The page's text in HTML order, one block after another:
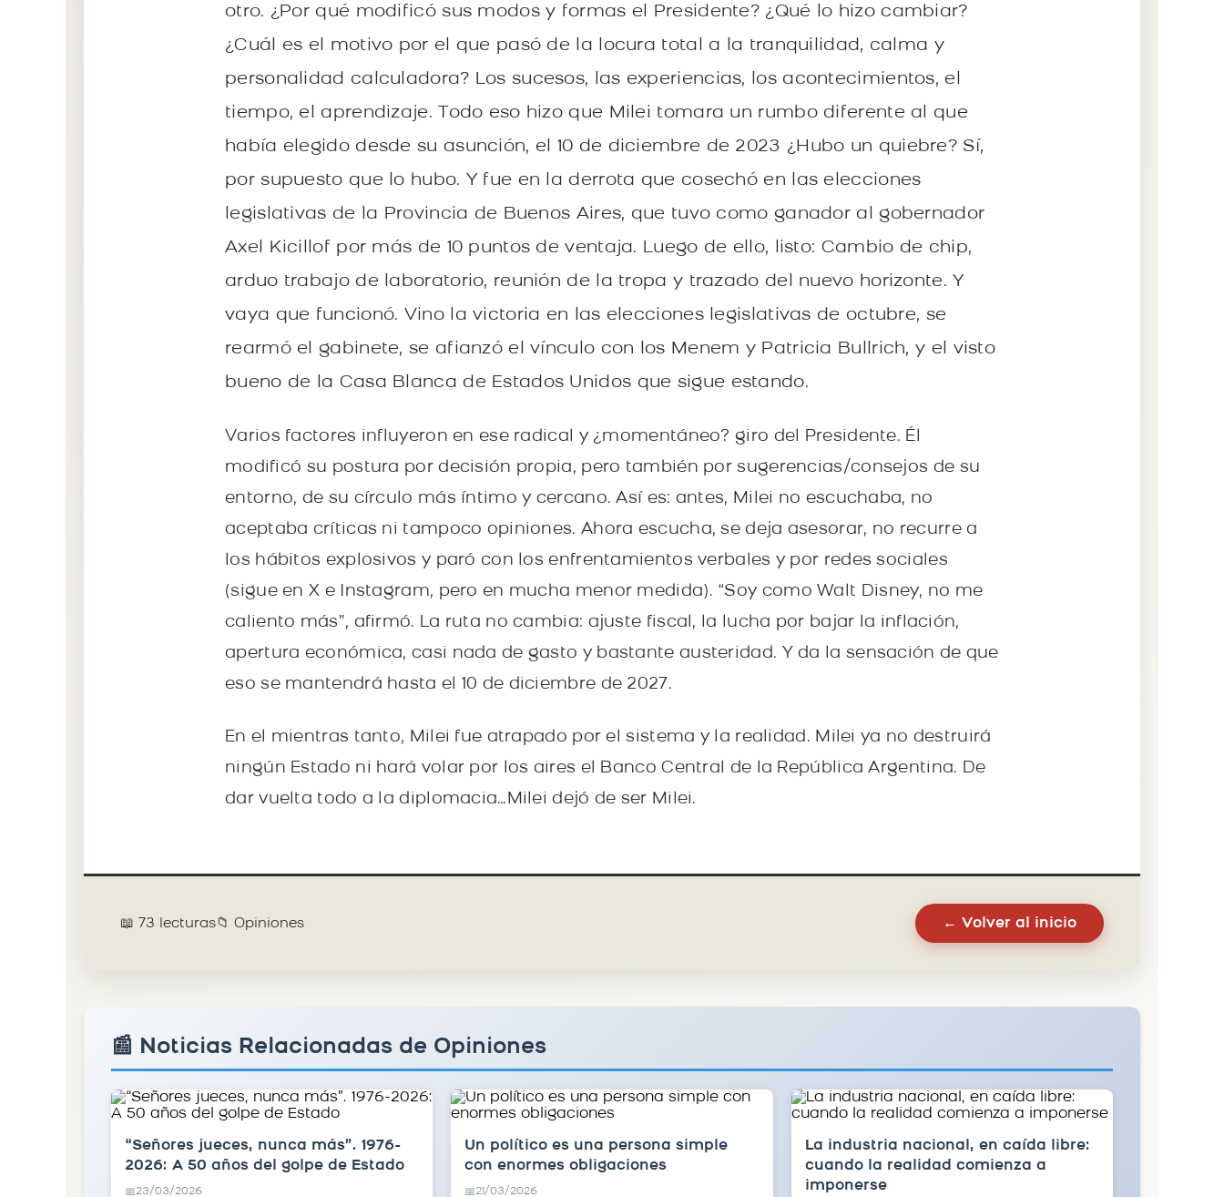
otro. ¿Por qué modificó sus modos y formas el Presidente? ¿Qué lo hizo cambiar?
¿Cuál es el motivo por el que pasó de la locura total a la tranquilidad, calma y
personalidad calculadora? Los sucesos, las experiencias, los acontecimientos, el
tiempo, el aprendizaje. Todo eso hizo que Milei tomara un rumbo diferente al que
había elegido desde su asunción, el 10 de diciembre de 2023 ¿Hubo un quiebre? Sí,
por supuesto que lo hubo. Y fue en la derrota que cosechó en las elecciones
legislativas de la Provincia de Buenos Aires, que tuvo como ganador al gobernador
Axel Kicillof por más de 10 puntos de ventaja. Luego de ello, listo: Cambio de chip,
arduo trabajo de laboratorio, reunión de la tropa y trazado del nuevo horizonte. Y
vaya que funcionó. Vino la victoria en las elecciones legislativas de octubre, se
rearmó el gabinete, se afianzó el vínculo con los Menem y Patricia Bullrich, y el visto
bueno de la Casa Blanca de Estados Unidos que sigue estando.
Varios factores influyeron en ese radical y ¿momentáneo? giro del Presidente. Él
modificó su postura por decisión propia, pero también por sugerencias/consejos de su
entorno, de su círculo más íntimo y cercano. Así es: antes, Milei no escuchaba, no
aceptaba críticas ni tampoco opiniones. Ahora escucha, se deja asesorar, no recurre a
los hábitos explosivos y paró con los enfrentamientos verbales y por redes sociales
(sigue en X e Instagram, pero en mucha menor medida). “Soy como Walt Disney, no me
caliento más”, afirmó. La ruta no cambia: ajuste fiscal, la lucha por bajar la inflación,
apertura económica, casi nada de gasto y bastante austeridad. Y da la sensación de que
eso se mantendrá hasta el 10 de diciembre de 2027.
En el mientras tanto, Milei fue atrapado por el sistema y la realidad. Milei ya no destruirá
ningún Estado ni hará volar por los aires el Banco Central de la República Argentina. De
dar vuelta todo a la diplomacia…Milei dejó de ser Milei.
📖 73 lecturas📁 Opiniones ← Volver al inicio
📰 Noticias Relacionadas de Opiniones
“Señores jueces, nunca más”. 1976-
2026: A 50 años del golpe de Estado
📅23/03/2026
Un político es una persona simple
con enormes obligaciones
📅21/03/2026
La industria nacional, en caída libre:
cuando la realidad comienza a
imponerse